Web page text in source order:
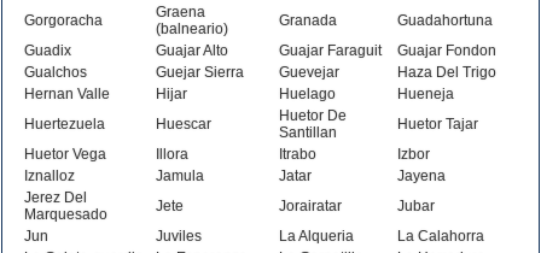
Gorgoracha
Graena
(balneario)
Granada
Guadahortuna
Guadix
Guajar Alto Guajar Faraguit
Guajar Fondon
Gualchos
Guejar Sierra Guevejar
Haza Del Trigo
Hernan Valle
Hijar Huelago
Hueneja
Huertezuela
Huescar
Huetor De
Santillan
Huetor Tajar
Huetor Vega
Illora Itrabo
Izbor
Iznalloz
Jamula Jatar
Jayena
Jerez Del
Marquesado
Jete Jorairatar
Jubar
Jun
Juviles La Alqueria
La Calahorra